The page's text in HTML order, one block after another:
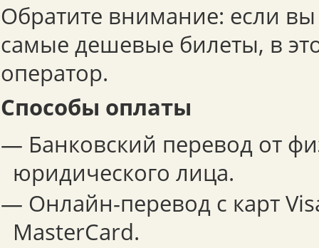
Обратите внимание: если
самые дешевые билеты, в
оператор.
Способы оплаты
— Банковский перевод от
юридического лица.
— Онлайн-перевод с карт
MasterCard.